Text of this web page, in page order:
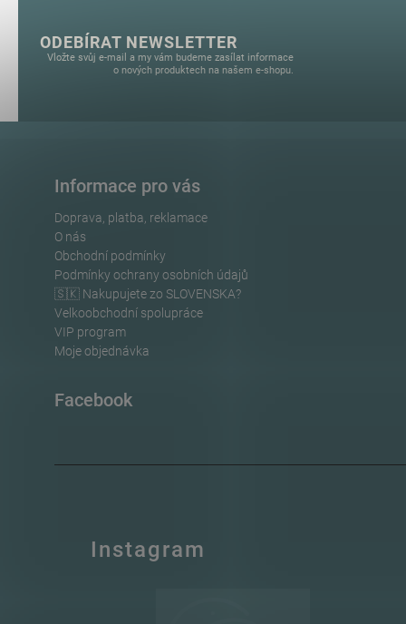
ODEBÍRAT NEWSLETTER
Vložte svůj e-mail a my vám budeme zasílat informace
o nových produktech na našem e-shopu.
Informace pro vás
Doprava, platba, reklamace
O nás
Obchodní podmínky
Podmínky ochrany osobních údajů
🇸🇰 Nakupujete zo SLOVENSKA?
Velkoobchodní spolupráce
VIP program
Moje objednávka
Facebook
Instagram